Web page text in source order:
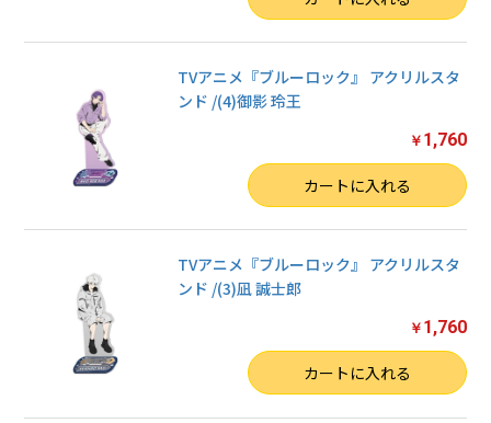
TVアニメ『ブルーロック』 アクリルスタ
ンド /(4)御影 玲王
￥ 1,760
カートに入れる
TVアニメ『ブルーロック』 アクリルスタ
ンド /(3)凪 誠士郎
￥ 1,760
カートに入れる